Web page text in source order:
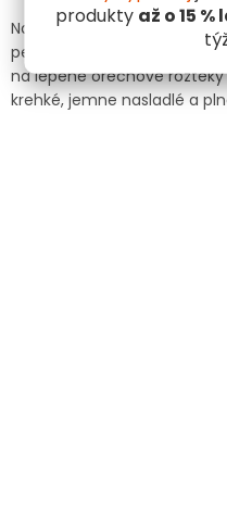
Na Vianoce nesmie v
pečivo – a to ani u
na lepené orechové
krehké, jemne nasladlé a
produkty až o 15